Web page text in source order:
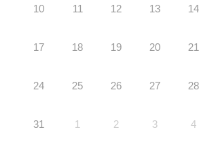
10 11 12 13 14
17 18 19 20 21
24 25 26 27 28
31 1 2 3 4